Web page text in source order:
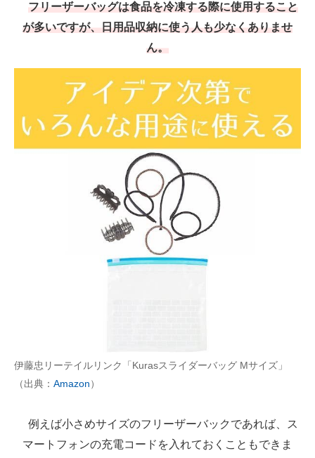
フリーザーバッグは食品を冷凍する際に使用すること
が多いですが、日用品収納に使う人も少なくありませ
ん。
伊藤忠リーテイルリンク「Kurasスライダーバッグ Mサイズ」
（出典： Amazon）
例えば小さめサイズのフリーザーバックであれば、ス
マートフォンの充電コードを入れておくこともできま